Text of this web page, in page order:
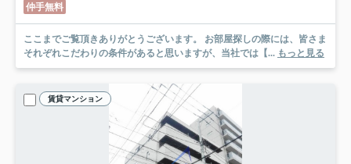
仲手無料
ここまでご覧頂きありがとうございます。 お部屋探しの際には、皆さま
それぞれこだわりの条件があると思いますが、当社では【... もっと見る
賃貸マンション